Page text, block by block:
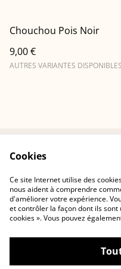
Chouchou Pois Noir
9,00 €
AUTRES VARIANTES DISPONIBLES
Politique de
Cookies
Ce site Internet utilise des
nous aident à comprendre
d'améliorer votre expérience.
et contrôler la façon dont ils
cookies ». Vous pouvez